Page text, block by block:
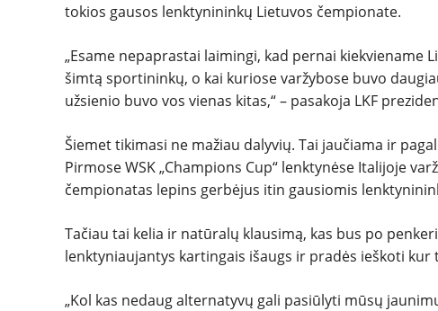
tokios gausos lenktynininkų Lietuvos čempionate.
„Esame nepaprastai laimingi, kad pernai
šimtą sportininkų, o kai kuriose varžybose buvo
užsienio buvo vos vienas kitas,“ – pasakoja LKF
Šiemet tikimasi ne mažiau dalyvių. Tai jaučiama ir
Pirmose WSK „Champions Cup“ lenktynėse Italijoje
čempionatas lepins gerbėjus itin gausiomis
Tačiau tai kelia ir natūralų klausimą, kas bus po
lenktyniaujantys kartingais išaugs ir pradės ieškoti
„Kol kas nedaug alternatyvų gali pasiūlyti mūsų